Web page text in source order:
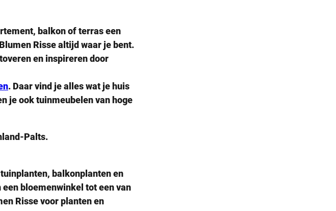
balkon of terras een
Risse altijd waar je bent.
en inspireren door
. Daar vind je alles wat je huis
je ook tuinmeubelen van hoge
Palts.
balkonplanten en
bloemenwinkel tot een van
Risse voor planten en